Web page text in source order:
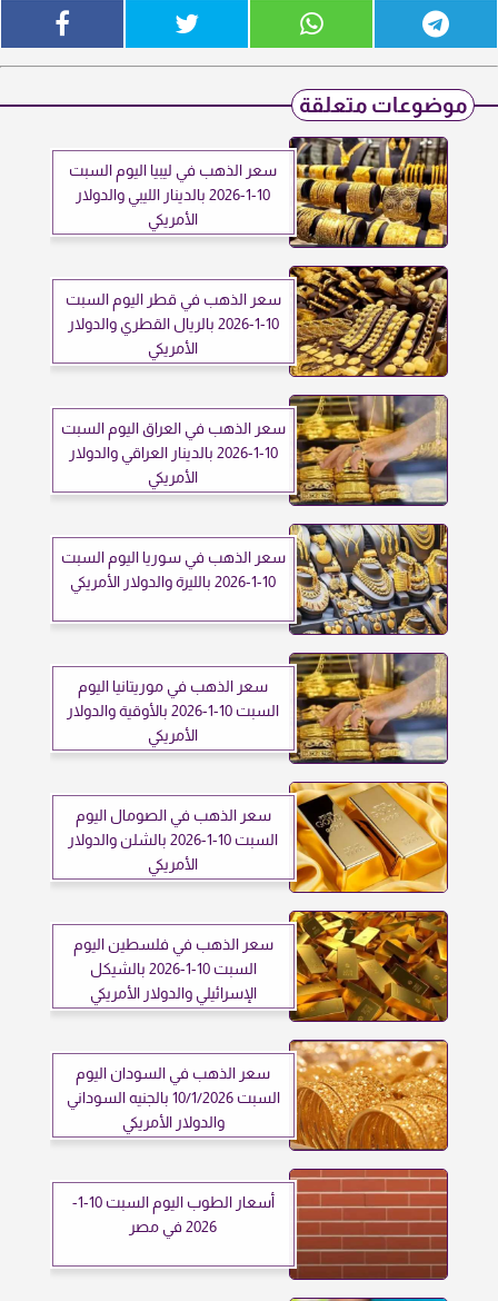
موضوعات متعلقة
سعر الذهب في ليبيا اليوم السبت
10-1-2026 بالدينار الليبي والدولار
الأمريكي
سعر الذهب في قطر اليوم السبت
10-1-2026 بالريال القطري والدولار
الأمريكي
سعر الذهب في العراق اليوم السبت
10-1-2026 بالدينار العراقي والدولار
الأمريكي
سعر الذهب في سوريا اليوم السبت
10-1-2026 بالليرة والدولار الأمريكي
سعر الذهب في موريتانيا اليوم
السبت 10-1-2026 بالأوقية والدولار
الأمريكي
سعر الذهب في الصومال اليوم
السبت 10-1-2026 بالشلن والدولار
الأمريكي
سعر الذهب في فلسطين اليوم
السبت 10-1-2026 بالشيكل
الإسرائيلي والدولار الأمريكي
سعر الذهب في السودان اليوم
السبت 10/1/2026 بالجنيه السوداني
والدولار الأمريكي
أسعار الطوب اليوم السبت 10-1-
2026 في مصر